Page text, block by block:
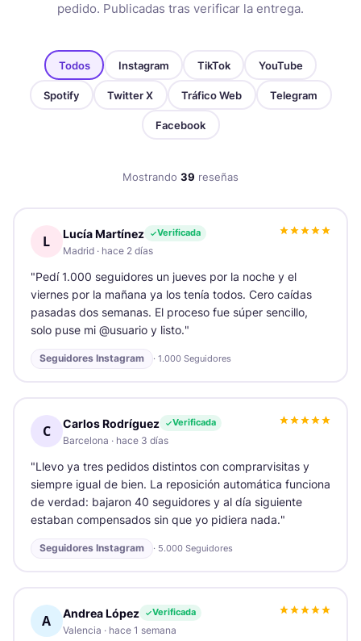
pedido. Publicadas tras verificar la entrega.
Todos Instagram TikTok YouTube
Spotify Twitter X Tráfico Web Telegram
Facebook
Mostrando 39 reseñas
L Lucía Martínez Verificada
Madrid· hace 2 días
"Pedí 1.000 seguidores un jueves por la noche y el
viernes por la mañana ya los tenía todos. Cero caídas
pasadas dos semanas. El proceso fue súper sencillo,
solo puse mi @usuario y listo."
Seguidores Instagram · 1.000 Seguidores
C Carlos Rodríguez Verificada
Barcelona · hace 3 días
"Llevo ya tres pedidos distintos con comprarvisitas y
siempre igual de bien. La reposición automática funciona
de verdad: bajaron 40 seguidores y al día siguiente
estaban compensados sin que yo pidiera nada."
Seguidores Instagram · 5.000 Seguidores
A Andrea López Verificada
Valencia · hace 1 semana